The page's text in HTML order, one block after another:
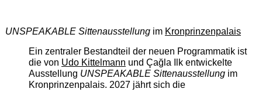
UNSPEAKABLE Sittenausstellungim Kronprinzenpalais
Ein zentraler Bestandteil der neuen Programmatik ist
die von Udo Kittelmann und Çağla Ilk entwickelte
Ausstellung UNSPEAKABLE Sittenausstellungim
Kronprinzenpalais. 2027 jährt sich die